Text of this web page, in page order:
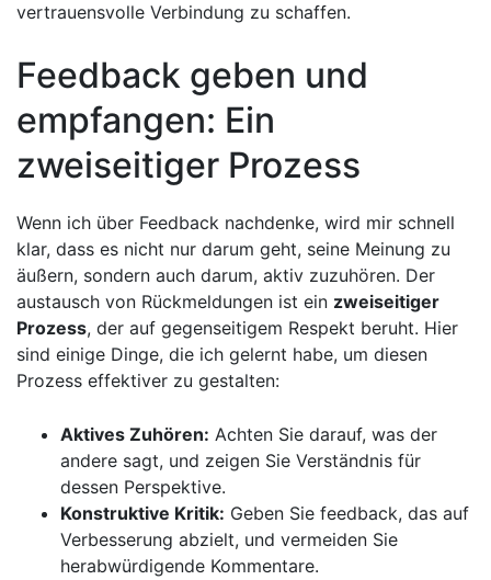
vertrauensvolle Verbindung⁤ zu schaffen.
Feedback geben‍ und
empfangen: Ein
zweiseitiger Prozess
Wenn ich über Feedback ​nachdenke, wird mir schnell
klar, dass es nicht nur darum⁢ geht, seine Meinung zu
äußern, sondern ​auch ​darum, aktiv zuzuhören. ‍Der ​
austausch von Rückmeldungen ‍ist ein zweiseitiger
Prozess, der auf gegenseitigem Respekt beruht. Hier
⁣sind einige ⁤Dinge, die ich gelernt ⁢habe, um diesen
Prozess effektiver zu gestalten:
Aktives Zuhören: Achten Sie darauf, ‍was der
andere sagt, und zeigen Sie Verständnis‍ für
dessen Perspektive.
Konstruktive Kritik: Geben Sie feedback, das auf‍
Verbesserung abzielt, und vermeiden Sie
herabwürdigende Kommentare.